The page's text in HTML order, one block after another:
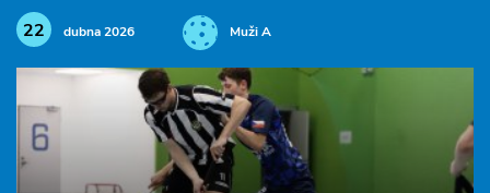
22 dubna 2026 Muži A